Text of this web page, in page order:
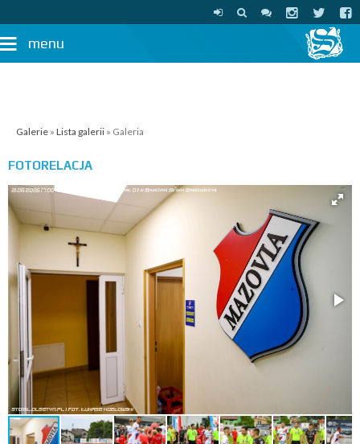
menu
Galerie » Lista galerii » Galeria
FOTORELACJA